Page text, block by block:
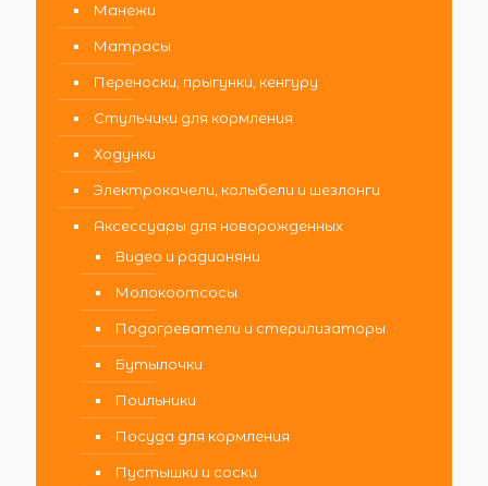
Манежи
Матрасы
Переноски, прыгунки, кенгуру
Стульчики для кормления
Ходунки
Электрокачели, колыбели и шезлонги
Аксессуары для новорожденных
Видео и радионяни
Молокоотсосы
Подогреватели и стерилизаторы
Бутылочки
Поильники
Посуда для кормления
Пустышки и соски